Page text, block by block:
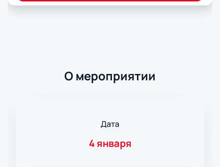
О мероприятии
Дата
4 января